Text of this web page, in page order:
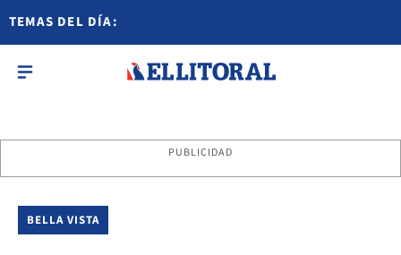
TEMAS DEL DÍA:
PUBLICIDAD
BELLA VISTA